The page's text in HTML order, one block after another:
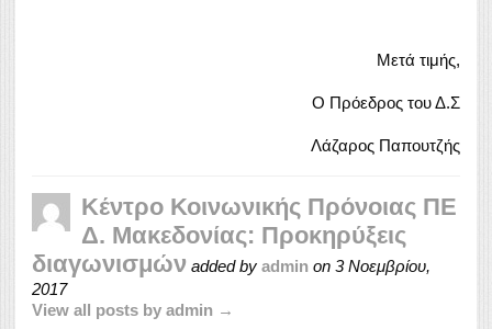
Μετά τιμής,
Ο Πρόεδρος του Δ.Σ
Λάζαρος Παπουτζής
Κέντρο Κοινωνικής Πρόνοιας ΠΕ
Δ. Μακεδονίας: Προκηρύξεις
διαγωνισμών added by admin on 3 Νοεμβρίου,
2017
View all posts by admin →